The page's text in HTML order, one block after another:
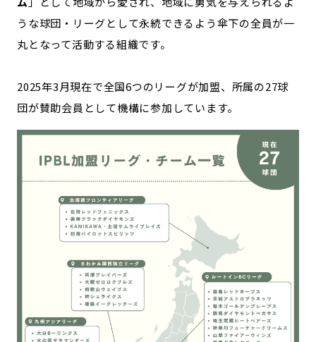
記事ライター アンバサダー
うな球団・リーグとして永続できるよう傘下の全員が一
丸となって活動する組織です。
2025年3月現在で全国6つのリーグが加盟、所属の27球
団が賛助会員として機構に参加しています。